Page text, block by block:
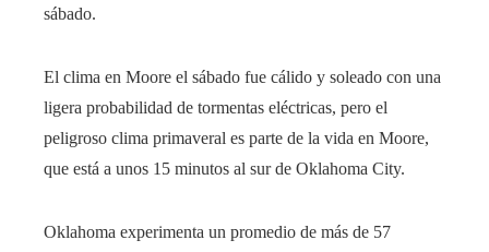
sábado.
El clima en Moore el sábado fue cálido y soleado con una
ligera probabilidad de tormentas eléctricas, pero el
peligroso clima primaveral es parte de la vida en Moore,
que está a unos 15 minutos al sur de Oklahoma City.
Oklahoma experimenta un promedio de más de 57